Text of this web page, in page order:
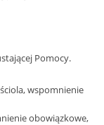
Pomocy.
wspomnienie
obowiązkowe,